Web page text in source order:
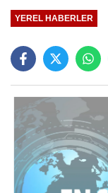
YEREL HABERLER